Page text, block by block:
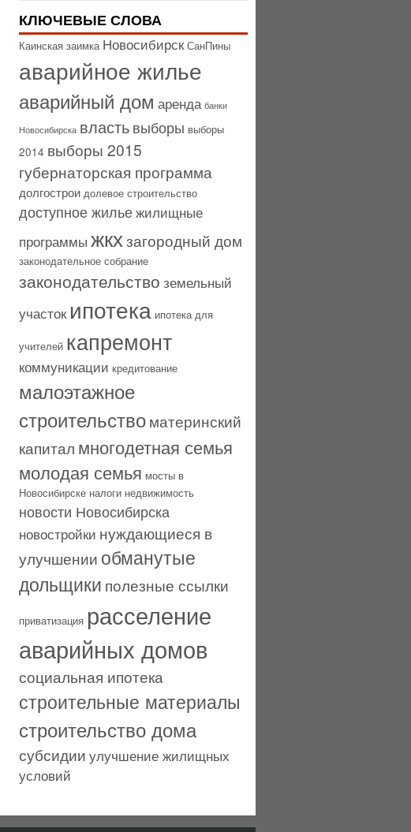
КЛЮЧЕВЫЕ СЛОВА
Каинская заимка Новосибирск СанПины
аварийное жилье
аварийный дом аренда банки
Новосибирска властьвыборы выборы
2014 выборы 2015
губернаторская программа
долгострои долевое строительство
доступное жильежилищные
программы жкхзагородный дом
законодательное собрание
законодательство земельный
участок ипотека ипотека для
учителей капремонт
коммуникации кредитование
малоэтажное
строительствоматеринский
капитал многодетная семья
молодая семья мосты в
Новосибирске налоги недвижимость
новости Новосибирска
новостройки нуждающиеся в
улучшении обманутые
дольщики полезные ссылки
приватизация расселение
аварийных домов
социальная ипотека
строительные материалы
строительство дома
субсидии улучшение жилищных
условий